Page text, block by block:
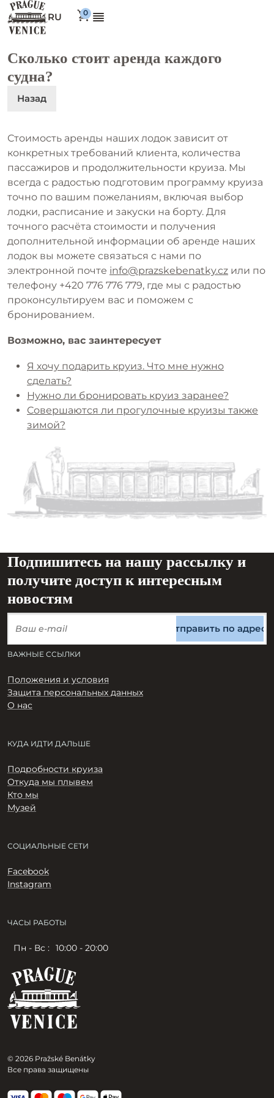
RU
Сколько стоит аренда каждого
судна?
Назад
Стоимость аренды наших лодок зависит от
конкретных требований клиента, количества
пассажиров и продолжительности круиза. Мы
всегда с радостью подготовим программу круиза
точно по вашим пожеланиям, включая выбор
лодки, расписание и закуски на борту. Для
точного расчёта стоимости и получения
дополнительной информации об аренде наших
лодок вы можете связаться с нами по
электронной почте info@prazskebenatky.cz или по
телефону +420 776 776 779, где мы с радостью
проконсультируем вас и поможем с
бронированием.
Возможно, вас заинтересует
Я хочу подарить круиз. Что мне нужно
сделать?
Нужно ли бронировать круиз заранее?
Совершаются ли прогулочные круизы также
зимой?
Подпишитесь на нашу рассылку и
получите доступ к интересным
новостям
Отправить по адресу
© 2026 Pražské Benátky
Все права защищены
ВАЖНЫЕ ССЫЛКИ
Положения и условия
Защита персональных данных
О нас
КУДА ИДТИ ДАЛЬШЕ
Подробности круиза
Откуда мы плывем
Кто мы
Музей
СОЦИАЛЬНЫЕ СЕТИ
Facebook
Instagram
ЧАСЫ РАБОТЫ
Пн - Вс : 10:00 - 20:00